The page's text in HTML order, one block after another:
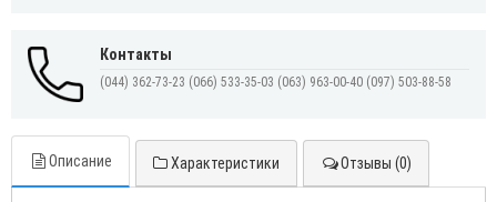
Контакты
(044) 362-73-23 (066) 533-35-03 (063) 963-00-40 (097) 503-88-58
Описание Характеристики Отзывы (0)